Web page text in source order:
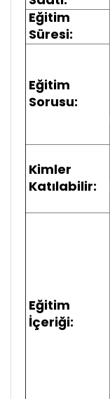
Eğitim
Süresi:
Eğitim
Sorusu:
Kimler
Katılabilir:
Eğitim
İçeriği: